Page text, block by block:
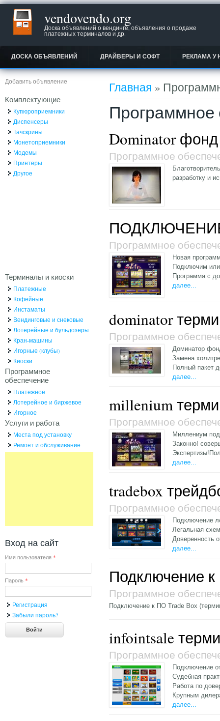
vendovendo.org
Доска объявлений о вендинге, объявления о продаже
платежных терминалов и др.
ДОСКА ОБЪЯВЛЕНИЙ ДРАЙВЕРЫ И СОФТ РЕКЛАМА У
Вы здесь
Главная »
Программное
Dominator
Программное
разработку и
Программное
Новая
Подключим
Программа с
далее...
dominator
Программное
Доминатор
Замена
Полный пакет
далее...
millenium
Программное
Миллениум
Законно!
далее...
tradebox
Программное
Подключение
Легальная
Доверенность
далее...
Подключение к
Программное
Подключение к ПО Trade Box
infointsale
Программное
Подключение
Судебная
Работа по
Крупным
далее...
Добавить объявление
Комплектующие
Купюроприемники
Диспенсеры
Тачскрины
Монетоприемники
Модемы
Принтеры
Другое
Терминалы и киоски
Платежные
Кофейные
Инстаматы
Вендинговые и снековые
Лотерейные и бульдозеры
Кран-машины
Игорные (клубы)
Киоски
Программное
обеспечение
Платежное
Лотерейное и биржевое
Игорное
Услуги и работа
Места под установку
Ремонт и обслуживание
Вход на сайт
Имя пользователя *
Пароль *
Регистрация
Забыли пароль?